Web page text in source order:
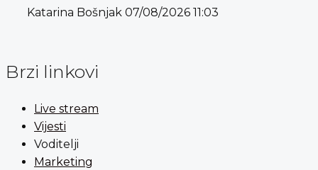
Katarina Bošnjak 07/08/2026 11:03
Brzi linkovi
Live stream
Vijesti
Voditelji
Marketing